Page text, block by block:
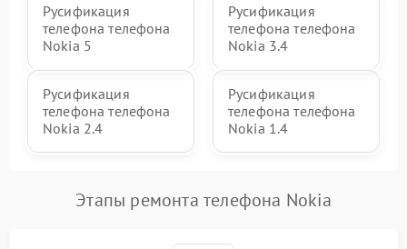
Русификация
телефона телефона
Nokia 5
Русификация
телефона телефона
Nokia 3.4
Русификация
телефона телефона
Nokia 2.4
Русификация
телефона телефона
Nokia 1.4
Этапы ремонта телефона Nokia